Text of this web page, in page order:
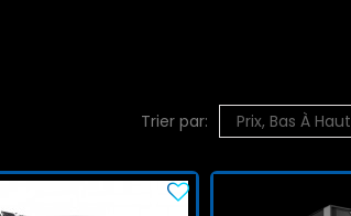
Trier par: Prix, Bas À Haut